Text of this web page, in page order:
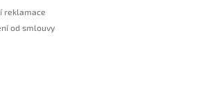
reklamace
od smlouvy